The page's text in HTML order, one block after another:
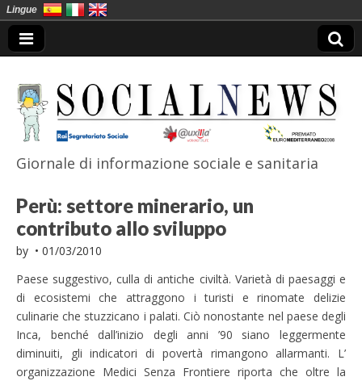
SocialNews
Giornale di informazione sociale e sanitaria
Perù: settore minerario, un
contributo allo sviluppo
by • 01/03/2010
Paese suggestivo, culla di antiche civiltà. Varietà di paesaggi e
di ecosistemi che attraggono i turisti e rinomate delizie
culinarie che stuzzicano i palati. Ciò nonostante nel paese degli
Inca, benché dall’inizio degli anni ’90 siano leggermente
diminuiti, gli indicatori di povertà rimangono allarmanti. L’
organizzazione Medici Senza Frontiere riporta che oltre la
Lingue